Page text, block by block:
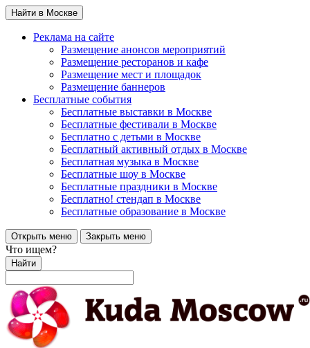
Найти в Москве
Реклама на сайте
Размещение анонсов мероприятий
Размещение ресторанов и кафе
Размещение мест и площадок
Размещение баннеров
Бесплатные события
Бесплатные выставки в Москве
Бесплатные фестивали в Москве
Бесплатно с детьми в Москве
Бесплатный активный отдых в Москве
Бесплатная музыка в Москве
Бесплатные шоу в Москве
Бесплатные праздники в Москве
Бесплатно! стендап в Москве
Бесплатные образование в Москве
Открыть меню Закрыть меню
Что ищем?
Найти